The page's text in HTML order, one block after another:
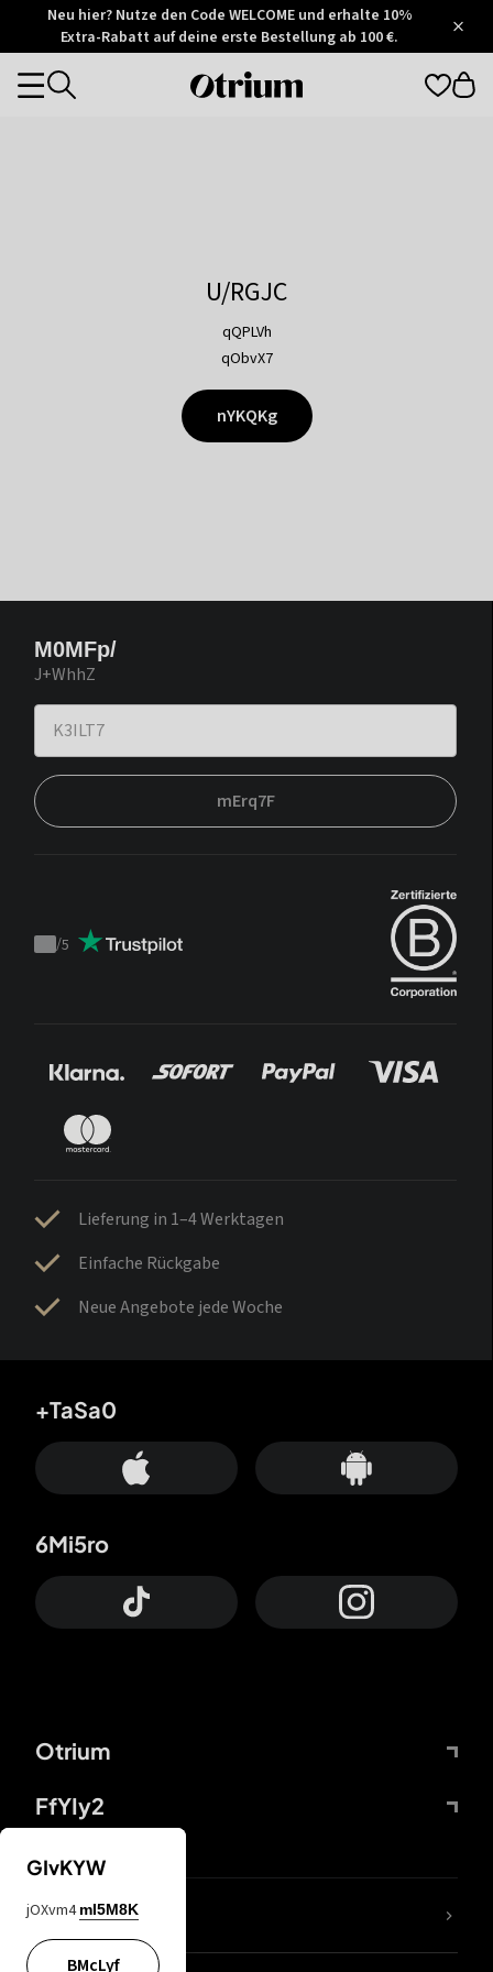
Otrium
Trustpilot
Neu hier? Nutze den Code WELCOME und erhalte 10%
Extra-Rabatt auf deine erste Bestellung ab 100 €.
Otrium
Categories
U/RGJC
qQPLVh
qObvX7
nYKQKg
M0MFp/
J+WhhZ
mErq7F
Trustpilot
/5
Lieferung in 1–4 Werktagen
Einfache Rückgabe
Neue Angebote jede Woche
Otrium
FfYIy2
+TaSa0
6Mi5ro
DDcvSo
GIvKYW
jOXvm4 mI5M8K
BMcLyf